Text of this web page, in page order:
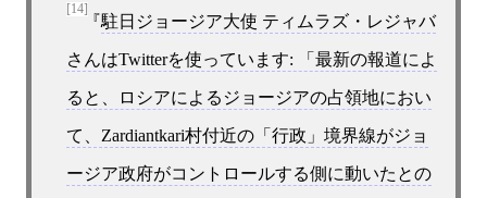
[14]
駐日ジョージア大使 ティムラズ・レジャバ
さんはTwitterを使っています: 「最新の報道によ
ると、ロシアによるジョージアの占領地におい
て、Zardiantkari村付近の「行政」境界線がジョ
ージア政府がコントロールする側に動いたとの